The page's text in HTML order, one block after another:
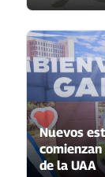
Nuevos
de la UAA